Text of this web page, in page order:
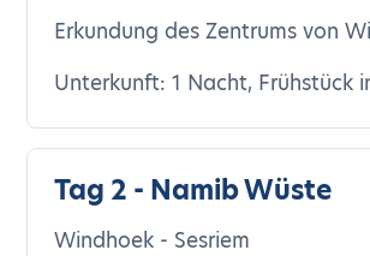
Erkundung des Zentrums von
Unterkunft: 1 Nacht, Frühstück
Tag 2 - Namib Wüste
Windhoek - Sesriem